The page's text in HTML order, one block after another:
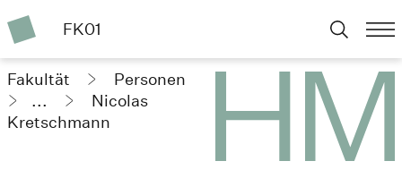
FK01
Fakultät
Personen
...
Nicolas
Kretschmann